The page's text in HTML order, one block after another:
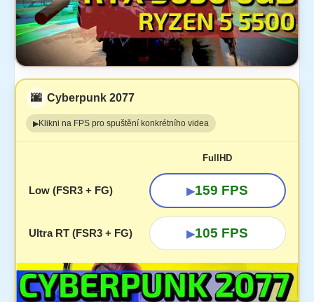
🌆 Cyberpunk 2077
▶Klikni na FPS pro spuštění konkrétního videa
FullHD
Low (FSR3 + FG) ▶159 FPS
Ultra RT (FSR3 + FG) ▶105 FPS